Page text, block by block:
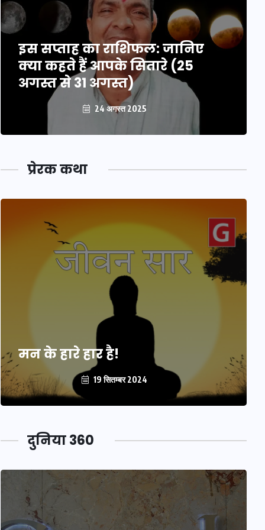
इस सप्ताह का राशिफल: जानिए
क्या कहते हैं आपके सितारे (25
अगस्त से 31 अगस्त)
24 अगस्त 2025
प्रेरक कथा
मन के हारे हार है!
19 सितम्बर 2024
दुनिया 360